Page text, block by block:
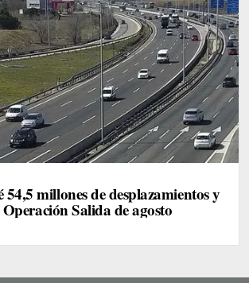
millones de desplazamientos y
Salida de agosto